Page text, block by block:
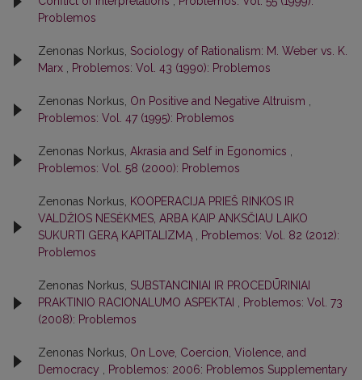
Problemos
Zenonas Norkus, Sociology of Rationalism: M. Weber vs. K.
Marx
Problemos: Vol. 43 (1990): Problemos
Zenonas Norkus, On Positive and Negative Altruism
Problemos: Vol. 47 (1995): Problemos
Zenonas Norkus, Akrasia and Self in Egonomics
Problemos: Vol. 58 (2000): Problemos
Zenonas Norkus,
KOOPERACIJA PRIEŠ RINKOS IR
VALDŽIOS NESĖKMES, ARBA KAIP ANKSČIAU LAIKO
SUKURTI GERĄ KAPITALIZMĄ
Problemos: Vol. 82 (2012):
Problemos
Zenonas Norkus, SUBSTANCINIAI IR PROCEDŪRINIAI
PRAKTINIO RACIONALUMO ASPEKTAI
Problemos: Vol. 73
(2008): Problemos
Zenonas Norkus, On Love, Coercion, Violence, and
Democracy
Problemos: 2006: Problemos Supplementary